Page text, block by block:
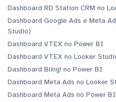
Dashboard RD Station CRM no
Dashboard Google Ads e Meta
Studio)
Dashboard VTEX no Power BI
Dashboard VTEX no Looker
Dashboard Bling! no Power BI
Dashboard Meta Ads no Looker
Dashboard Meta Ads no Power BI